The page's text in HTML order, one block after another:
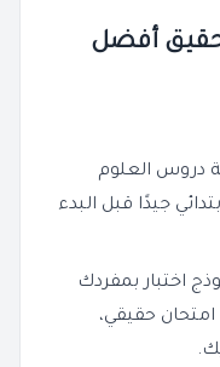
أفضل
دروس العلوم
جيدًا قبل البدء
اختبار بمفردك
حقيقي،